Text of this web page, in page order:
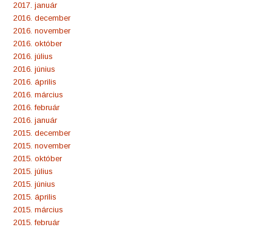
2017. január
2016. december
2016. november
2016. október
2016. július
2016. június
2016. április
2016. március
2016. február
2016. január
2015. december
2015. november
2015. október
2015. július
2015. június
2015. április
2015. március
2015. február